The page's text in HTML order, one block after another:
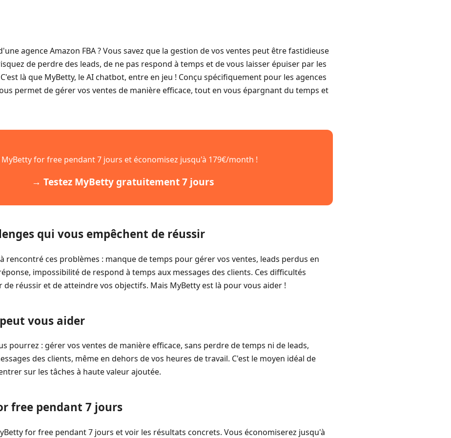
agence Amazon FBA ? Vous savez que la gestion de vos ventes peut être fastidieuse
de perdre des leads, de ne pas respond à temps et de vous laisser épuiser par les
là que MyBetty, le AI chatbot, entre en jeu ! Conçu spécifiquement pour les agences
permet de gérer vos ventes de manière efficace, tout en vous épargnant du temps et
MyBetty for free pendant 7 jours et économisez jusqu'à 179€/month !
→ Testez MyBetty gratuitement 7 jours
qui vous empêchent de réussir
rencontré ces problèmes : manque de temps pour gérer vos ventes, leads perdus en
impossibilité de respond à temps aux messages des clients. Ces difficultés
de réussir et de atteindre vos objectifs. Mais MyBetty est là pour vous aider !
vous aider
pourrez : gérer vos ventes de manière efficace, sans perdre de temps ni de leads,
des clients, même en dehors de vos heures de travail. C'est le moyen idéal de
sur les tâches à haute valeur ajoutée.
free pendant 7 jours
for free pendant 7 jours et voir les résultats concrets. Vous économiserez jusqu'à